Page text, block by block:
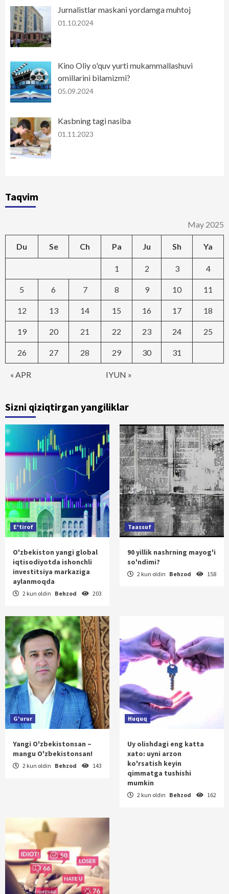
Jurnalistlar maskani yordamga muhtoj
01.10.2024
Kino Oliy o'quv yurti mukammallashuvi
omillarini bilamizmi?
05.09.2024
Kasbning tagi nasiba
01.11.2023
Taqvim
May 2025
Du Se Ch Pa Ju Sh Ya
« APR IYUN »
1 2 3 4
5 6 7 8 9 10 11
12 13 14 15 16 17 18
19 20 21 22 23 24 25
26 27 28 29 30 31
Sizni qiziqtirgan yangiliklar
E'tirof
O'zbekiston yangi global
iqtisodiyotda ishonchli
investitsiya markaziga
aylanmoqda
2 kun oldin Behzod 203
Taassuf
90 yillik nashrning mayog'i
so'ndimi?
2 kun oldin Behzod 158
G'urur
Yangi O'zbekistonsan –
mangu O'zbekistonsan!
2 kun oldin Behzod 143
Huquq
Uy olishdagi eng katta
xato: uyni arzon
ko'rsatish keyin
qimmatga tushishi
mumkin
2 kun oldin Behzod 162